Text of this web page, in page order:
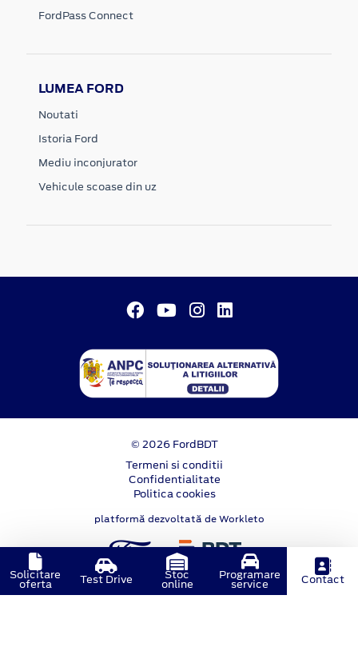
FordPass Connect
LUMEA FORD
Noutati
Istoria Ford
Mediu inconjurator
Vehicule scoase din uz
© 2026 FordBDT
Termeni si conditii
Confidentialitate
Politica cookies
platformă dezvoltată de Workleto
Solicitare
oferta Test Drive Stoc
online
Programare
service Contact